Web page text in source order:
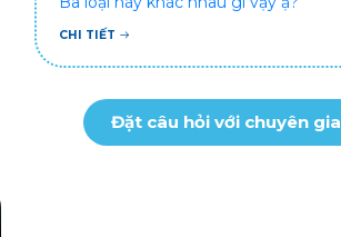
CHI TIẾT
Đặt câu hỏi với chuyên gia